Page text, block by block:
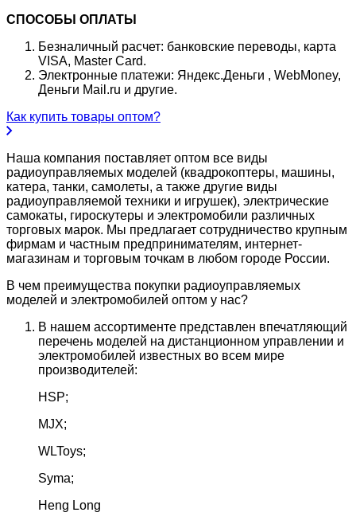
СПОСОБЫ ОПЛАТЫ
Безналичный расчет: банковские переводы, карта
VISA, Master Card.
Электронные платежи: Яндекс.Деньги , WebMoney,
Деньги Mail.ru и другие.
Как купить товары оптом?
Наша компания поставляет оптом все виды
радиоуправляемых моделей (квадрокоптеры, машины,
катера, танки, самолеты, а также другие виды
радиоуправляемой техники и игрушек), электрические
самокаты, гироскутеры и электромобили различных
торговых марок. Мы предлагает сотрудничество крупным
фирмам и частным предпринимателям, интернет-
магазинам и торговым точкам в любом городе России.
В чем преимущества покупки радиоуправляемых
моделей и электромобилей оптом у нас?
В нашем ассортименте представлен впечатляющий
перечень моделей на дистанционном управлении и
электромобилей известных во всем мире
производителей:
HSP;
MJX;
WLToys;
Syma;
Heng Long